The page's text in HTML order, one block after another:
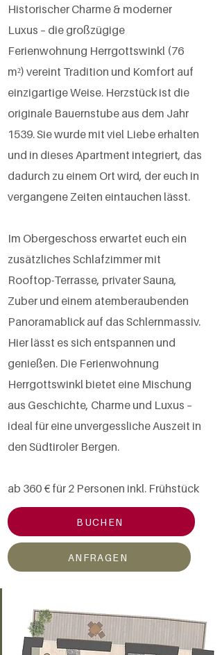
Historischer Charme & moderner
Luxus – die großzügige
Ferienwohnung Herrgottswinkl (76
m²) vereint Tradition und Komfort auf
einzigartige Weise. Herzstück ist die
originale Bauernstube aus dem Jahr
1539. Sie wurde mit viel Liebe erhalten
und in dieses Apartment integriert, das
dadurch zu einem Ort wird, der euch in
vergangene Zeiten eintauchen lässt.
Im Obergeschoss erwartet euch ein
zusätzliches Schlafzimmer mit
Rooftop-Terrasse, privater Sauna,
Zuber und einem atemberaubenden
Panoramablick auf das Schlernmassiv.
Hier lässt es sich entspannen und
genießen. Die Ferienwohnung
Herrgottswinkl bietet eine Mischung
aus Geschichte, Charme und Luxus –
ideal für eine unvergessliche Auszeit in
den Südtiroler Bergen.
ab 360 € für 2 Personen inkl. Frühstück
BUCHEN
ANFRAGEN